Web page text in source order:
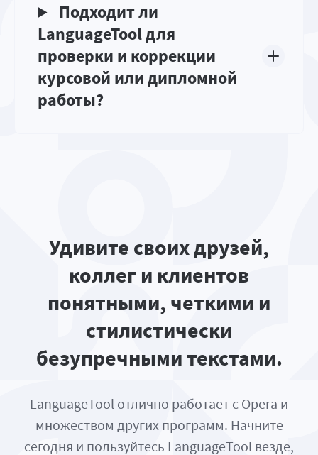
Подходит ли
LanguageTool для
проверки и коррекции
курсовой или дипломной
работы?
Удивите своих друзей,
коллег и клиентов
понятными, четкими и
стилистически
безупречными текстами.
LanguageTool отлично работает с Opera и
множеством других программ. Начните
сегодня и пользуйтесь LanguageTool везде,